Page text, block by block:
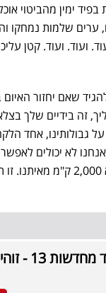
בפיד ימין מהביטוי
ערים שלמות נמחקו
ועוד. ועוד. קטן
שאם יחזור האיום
זה בידיים שלך
גבולותינו, אחד
שאנחנו לא יכולים
טרור להיות לנו על הגבולות וזה איום מסוג אחר
אמנון לוי בקאמבק: